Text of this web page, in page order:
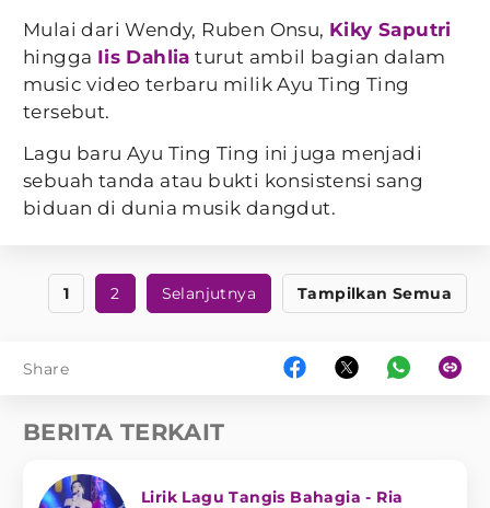
Mulai dari Wendy, Ruben Onsu, Kiky Saputri
hingga Iis Dahlia turut ambil bagian dalam
music video terbaru milik Ayu Ting Ting
tersebut.
Lagu baru Ayu Ting Ting ini juga menjadi
sebuah tanda atau bukti konsistensi sang
biduan di dunia musik dangdut.
1 2 Selanjutnya Tampilkan Semua
Share
BERITA TERKAIT
Lirik Lagu Tangis Bahagia - Ria